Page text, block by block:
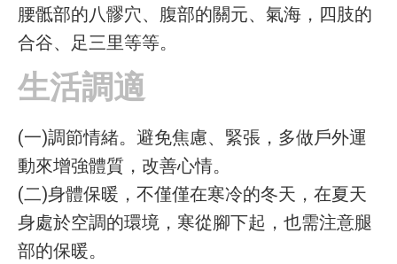
腰骶部的八髎穴、腹部的關元、氣海，四肢的
合谷、足三里等等。
生活調適
(一)調節情緒。避免焦慮、緊張，多做戶外運
動來增強體質，改善心情。
(二)身體保暖，不僅僅在寒冷的冬天，在夏天
身處於空調的環境，寒從腳下起，也需注意腿
部的保暖。